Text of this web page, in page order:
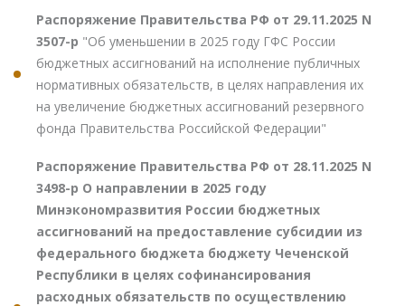
Распоряжение Правительства РФ от 29.11.2025 N
3507-р "Об уменьшении в 2025 году ГФС России
бюджетных ассигнований на исполнение публичных
нормативных обязательств, в целях направления их
на увеличение бюджетных ассигнований резервного
фонда Правительства Российской Федерации"
Распоряжение Правительства РФ от 28.11.2025 N
3498-р О направлении в 2025 году
Минэкономразвития России бюджетных
ассигнований на предоставление субсидии из
федерального бюджета бюджету Чеченской
Республики в целях софинансирования
расходных обязательств по осуществлению